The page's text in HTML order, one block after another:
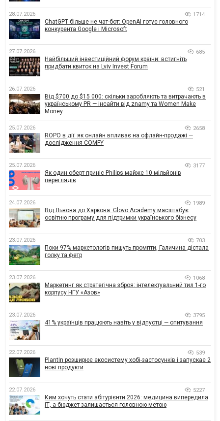
28.07.2026 1714
ChatGPT більше не чат-бот: OpenAI готує головного
конкурента Google і Microsoft
27.07.2026 685
Найбільший інвестиційний форум країни: встигніть
придбати квиток на Lviv Invest Forum
26.07.2026 521
Від $700 до $15 000: скільки заробляють та витрачають в
українському PR — інсайти від znamy та Women Make
Money
25.07.2026 2658
ROPO в дії: як онлайн впливає на офлайн-продажі —
дослідження COMFY
25.07.2026 3177
Як один оберт приніс Philips майже 10 мільйонів
переглядів
24.07.2026 1989
Від Львова до Харкова: Glovo Academy масштабує
освітню програму для підтримки українського бізнесу
23.07.2026 703
Поки 97% маркетологів пишуть промпти, Галичина дістала
голку та фетр
23.07.2026 1068
Маркетинг як стратегічна зброя: інтелектуальний тил 1-го
корпусу НГУ «Азов»
23.07.2026 3795
41% українців працюють навіть у відпустці — опитування
22.07.2026 539
PlantIn розширює екосистему хобі-застосунків і запускає 2
нові продукти
22.07.2026 5227
Ким хочуть стати абітурієнти 2026: медицина випередила
ІТ, а бюджет залишається головною метою